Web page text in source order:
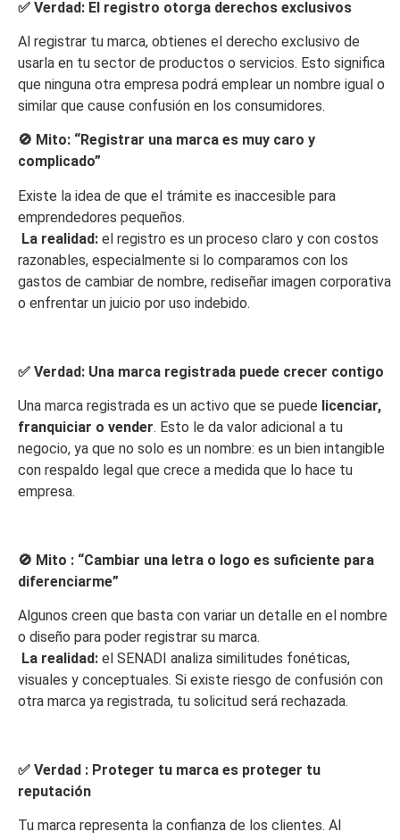
✅ Verdad: El registro otorga derechos exclusivos
Al registrar tu marca, obtienes el derecho exclusivo de
usarla en tu sector de productos o servicios. Esto significa
que ninguna otra empresa podrá emplear un nombre igual o
similar que cause confusión en los consumidores.
🚫 Mito: “Registrar una marca es muy caro y
complicado”
Existe la idea de que el trámite es inaccesible para
emprendedores pequeños.
La realidad: el registro es un proceso claro y con costos
razonables, especialmente si lo comparamos con los
gastos de cambiar de nombre, rediseñar imagen corporativa
o enfrentar un juicio por uso indebido.
✅ Verdad: Una marca registrada puede crecer contigo
Una marca registrada es un activo que se puede licenciar,
franquiciar o vender. Esto le da valor adicional a tu
negocio, ya que no solo es un nombre: es un bien intangible
con respaldo legal que crece a medida que lo hace tu
empresa.
🚫 Mito : “Cambiar una letra o logo es suficiente para
diferenciarme”
Algunos creen que basta con variar un detalle en el nombre
o diseño para poder registrar su marca.
La realidad: el SENADI analiza similitudes fonéticas,
visuales y conceptuales. Si existe riesgo de confusión con
otra marca ya registrada, tu solicitud será rechazada.
✅ Verdad : Proteger tu marca es proteger tu
reputación
Tu marca representa la confianza de los clientes. Al